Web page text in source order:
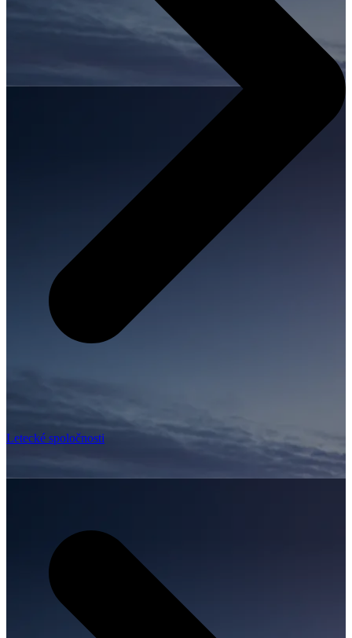
Letecké spoločnosti